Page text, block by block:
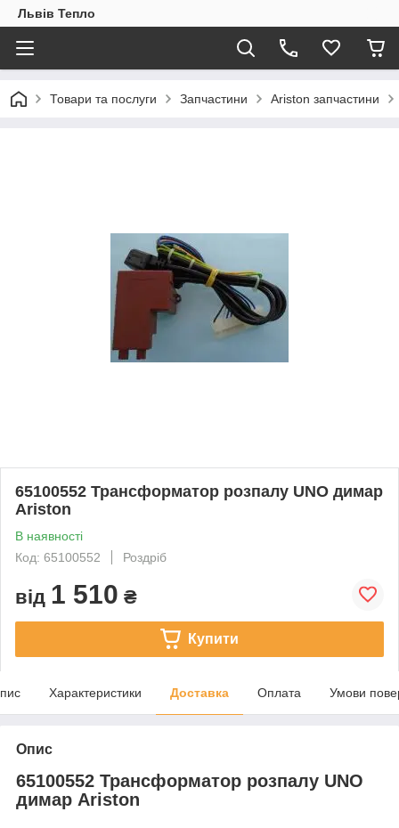
Львів Тепло
Товари та послуги Запчастини Ariston запчастини
65100552 Трансформатор розпалу UNO димар
Ariston
В наявності
Код: 65100552
Роздріб
від 1 510 ₴
Купити
Характеристики Доставка Оплата Умови
Опис
65100552 Трансформатор розпалу UNO
димар Ariston